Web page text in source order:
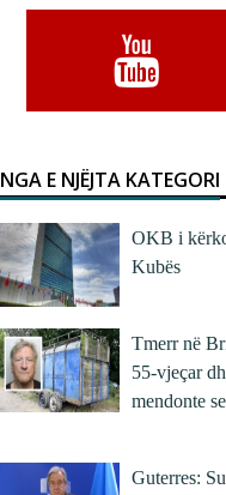
NGA E NJËJTA KATEGORI
OKB i
Kubës
Tmerr në
55-vjeçar
mendonte
Guterres: